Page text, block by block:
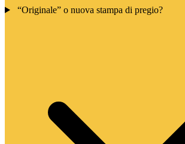
“Originale” o nuova stampa di pregio?